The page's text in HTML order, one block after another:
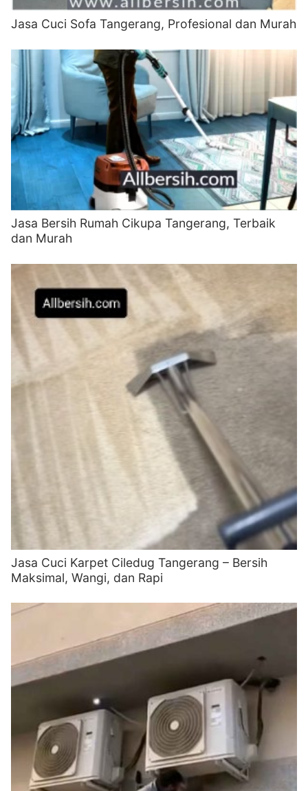
Jasa Cuci Sofa Tangerang, Profesional dan Murah
Jasa Bersih Rumah Cikupa Tangerang, Terbaik
dan Murah
Jasa Cuci Karpet Ciledug Tangerang – Bersih
Maksimal, Wangi, dan Rapi